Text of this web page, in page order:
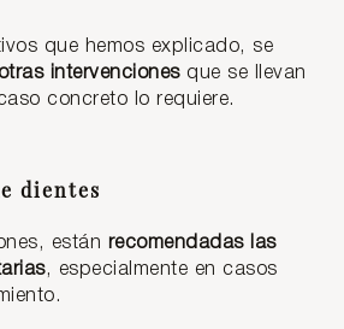
que hemos explicado, se
otras intervencionesque se llevan
concreto lo requiere.
dientes
están recomendadas las
, especialmente en casos